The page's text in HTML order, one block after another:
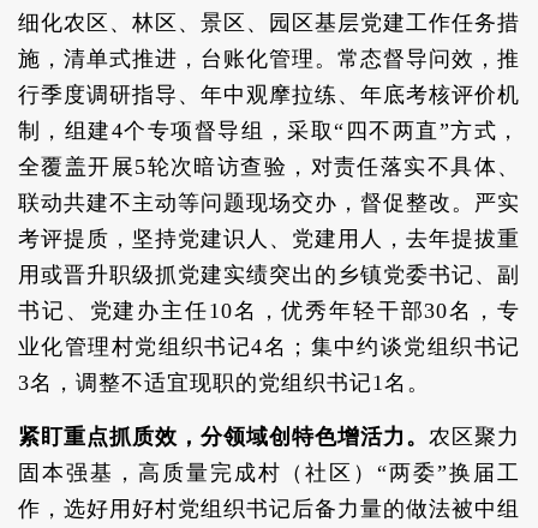
细化农区、林区、景区、园区基层党建工作任务措
施，清单式推进，台账化管理。常态督导问效，推
行季度调研指导、年中观摩拉练、年底考核评价机
制，组建4个专项督导组，采取“四不两直”方式，
全覆盖开展5轮次暗访查验，对责任落实不具体、
联动共建不主动等问题现场交办，督促整改。严实
考评提质，坚持党建识人、党建用人，去年提拔重
用或晋升职级抓党建实绩突出的乡镇党委书记、副
书记、党建办主任10名，优秀年轻干部30名，专
业化管理村党组织书记4名；集中约谈党组织书记
3名，调整不适宜现职的党组织书记1名。
紧盯重点抓质效，分领域创特色增活力。 农区聚力
固本强基，高质量完成村（社区）“两委”换届工
作，选好用好村党组织书记后备力量的做法被中组